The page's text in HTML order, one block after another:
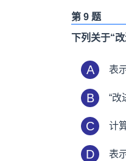
第 9 题
下列关于“
A 表
B “改
C 计
D 表